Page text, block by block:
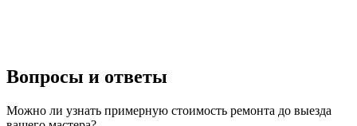
Вопросы и ответы
Можно ли узнать примерную стоимость ремонта до выезда